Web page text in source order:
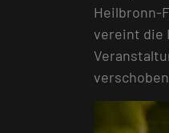
Heilbronn-
vereint die